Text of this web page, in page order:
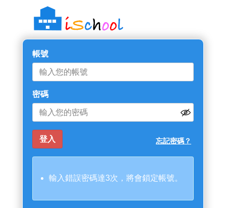
帳號
密碼
忘記密碼？
輸入錯誤密碼達3次，將會鎖定帳號。